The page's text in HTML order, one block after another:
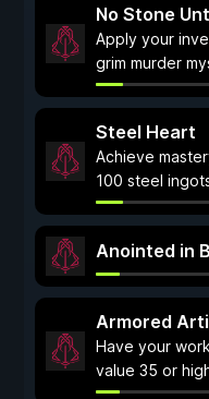
No Stone
Apply your
grim murder
Steel Heart
Achieve
100 steel
Anointed in
Armored
Have your
value 35 or